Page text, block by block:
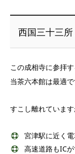
西国三十三
この成相寺に参拝
当茶六本館は最適で
すこし離れていま
宮津駅に近く
高速道路もICが